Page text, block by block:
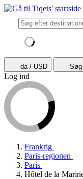
da / USD Søg
Log ind
Frankrig
Paris-regionen
Paris
Hôtel de la